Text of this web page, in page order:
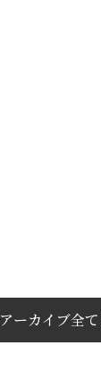
アーカイブ全